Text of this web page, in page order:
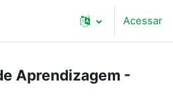
Acessar
Aprendizagem -